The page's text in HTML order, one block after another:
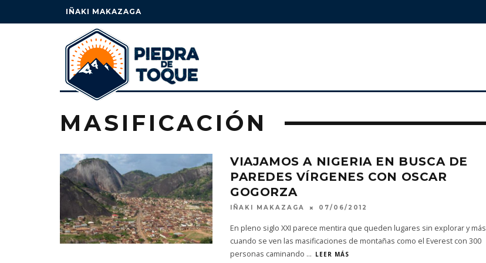
IÑAKI MAKAZAGA
MASIFICACIÓN
VIAJAMOS A NIGERIA EN BUSCA DE
PAREDES VÍRGENES CON OSCAR
GOGORZA
IÑAKI MAKAZAGA 07/06/2012
En pleno siglo XXI parece mentira que queden lugares sin explorar y más
cuando se ven las masificaciones de montañas como el Everest con 300
personas caminando ... LEER MÁS